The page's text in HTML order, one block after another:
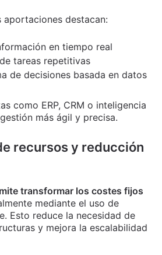
aportaciones destacan:
en tiempo real
tareas repetitivas
de decisiones basada en datos
como ERP, CRM o inteligencia
más ágil y precisa.
recursos y reducción
transformar los costes fijos
mediante el uso de
Esto reduce la necesidad de
y mejora la escalabilidad